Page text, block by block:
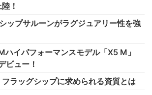
！
ップサルーンがラグジュアリー性を強
イパフォーマンスモデル「X5 M」
ビュー！
ラッグシップに求められる資質とは